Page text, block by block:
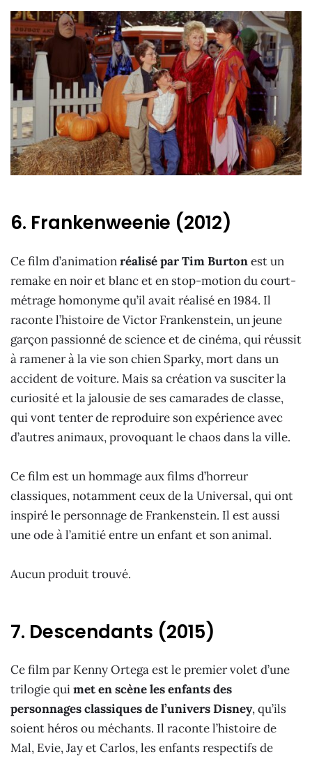
6. Frankenweenie (2012)
Ce film d’animationréalisé par Tim Burtonest un
remake en noir et blanc et en stop-motion du court-
métrage homonyme qu’il avait réalisé en 1984. Il
raconte l’histoire de Victor Frankenstein, un jeune
garçon passionné de science et de cinéma, qui réussit
à ramener à la vie son chien Sparky, mort dans un
accident de voiture. Mais sa création va susciter la
curiosité et la jalousie de ses camarades de classe,
qui vont tenter de reproduire son expérience avec
d’autres animaux, provoquant le chaos dans la ville.
Ce film est un hommage aux films d’horreur
classiques, notamment ceux de la Universal, qui ont
inspiré le personnage de Frankenstein. Il est aussi
une ode à l’amitié entre un enfant et son animal.
Aucun produit trouvé.
7. Descendants (2015)
Ce film par Kenny Ortega est le premier volet d’une
trilogie quimet en scène les enfants des
personnages classiques de l’univers Disney, qu’ils
soient héros ou méchants. Il raconte l’histoire de
Mal, Evie, Jay et Carlos, les enfants respectifs de